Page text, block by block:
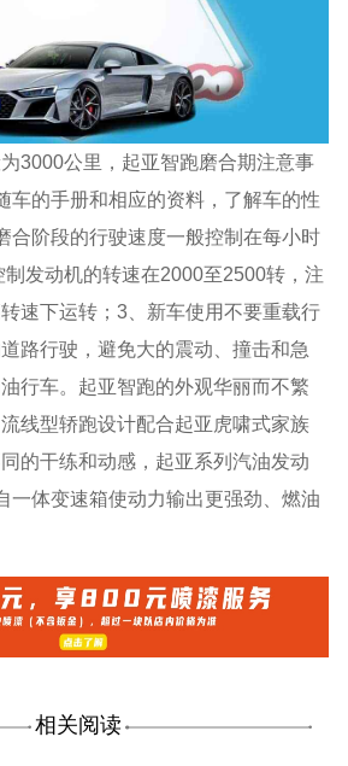
3000公里，起亚智跑磨合期注意事
车的手册和相应的资料，了解车的性
合阶段的行驶速度一般控制在每小时
发动机的转速在2000至2500转，注
速下运转；3、新车使用不要重载行
路行驶，避免大的震动、撞击和急
行车。起亚智跑的外观华丽而不繁
线型轿跑设计配合起亚虎啸式家族
的干练和动感，起亚系列汽油发动
一体变速箱使动力输出更强劲、燃油
相关阅读